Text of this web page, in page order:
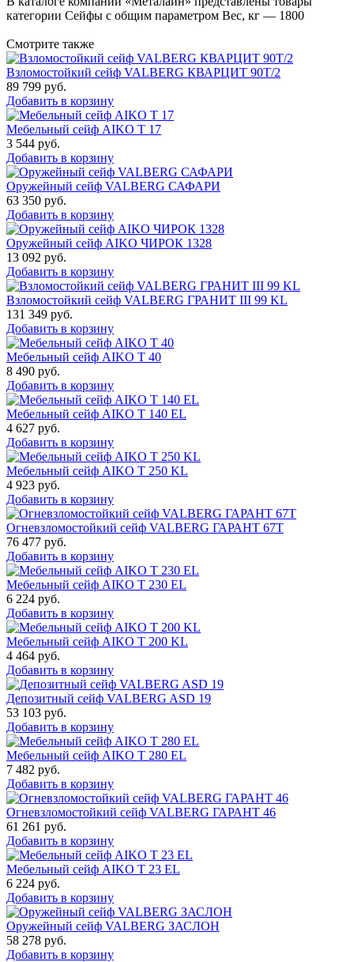
категории Сейфы с общим параметром Вес, кг — 1800
Смотрите также
Взломостойкий сейф VALBERG КВАРЦИТ 90Т/2
89 799 руб.
Добавить в корзину
Мебельный сейф AIKO Т 17
3 544 руб.
Добавить в корзину
Оружейный сейф VALBERG САФАРИ
63 350 руб.
Добавить в корзину
Оружейный сейф AIKO ЧИРОК 1328
13 092 руб.
Добавить в корзину
Взломостойкий сейф VALBERG ГРАНИТ III 99 KL
131 349 руб.
Добавить в корзину
Мебельный сейф AIKO Т 40
8 490 руб.
Добавить в корзину
Мебельный сейф AIKO T 140 EL
4 627 руб.
Добавить в корзину
Мебельный сейф AIKO T 250 KL
4 923 руб.
Добавить в корзину
Огневзломостойкий сейф VALBERG ГАРАНТ 67T
76 477 руб.
Добавить в корзину
Мебельный сейф AIKO T 230 EL
6 224 руб.
Добавить в корзину
Мебельный сейф AIKO T 200 KL
4 464 руб.
Добавить в корзину
Депозитный сейф VALBERG ASD 19
53 103 руб.
Добавить в корзину
Мебельный сейф AIKO T 280 EL
7 482 руб.
Добавить в корзину
Огневзломостойкий сейф VALBERG ГАРАНТ 46
61 261 руб.
Добавить в корзину
Мебельный сейф AIKO Т 23 EL
6 224 руб.
Добавить в корзину
Оружейный сейф VALBERG ЗАСЛОН
58 278 руб.
Добавить в корзину